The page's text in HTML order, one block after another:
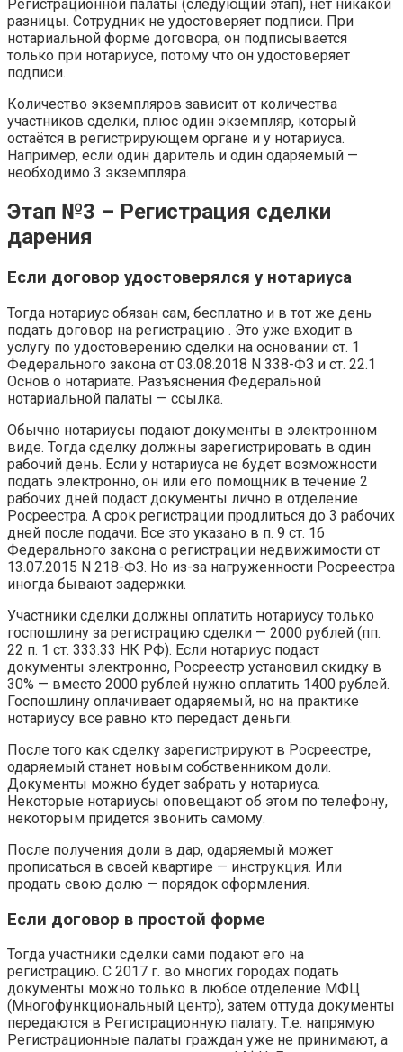
Регистрационной палаты (следующий этап), нет никакой
разницы. Сотрудник не удостоверяет подписи. При
нотариальной форме договора, он подписывается
только при нотариусе, потому что он удостоверяет
подписи.
Количество экземпляров зависит от количества
участников сделки, плюс один экземпляр, который
остаётся в регистрирующем органе и у нотариуса.
Например, если один даритель и один одаряемый —
необходимо 3 экземпляра.
Этап №3 – Регистрация сделки
дарения
Если договор удостоверялся у нотариуса
Тогда нотариус обязан сам, бесплатно и в тот же день
подать договор на регистрацию . Это уже входит в
услугу по удостоверению сделки на основании ст. 1
Федерального закона от 03.08.2018 N 338-ФЗ и ст. 22.1
Основ о нотариате. Разъяснения Федеральной
нотариальной палаты — ссылка.
Обычно нотариусы подают документы в электронном
виде. Тогда сделку должны зарегистрировать в один
рабочий день. Если у нотариуса не будет возможности
подать электронно, он или его помощник в течение 2
рабочих дней подаст документы лично в отделение
Росреестра. А срок регистрации продлиться до 3 рабочих
дней после подачи. Все это указано в п. 9 ст. 16
Федерального закона о регистрации недвижимости от
13.07.2015 N 218-ФЗ. Но из-за нагруженности Росреестра
иногда бывают задержки.
Участники сделки должны оплатить нотариусу только
госпошлину за регистрацию сделки — 2000 рублей (пп.
22 п. 1 ст. 333.33 НК РФ). Если нотариус подаст
документы электронно, Росреестр установил скидку в
30% — вместо 2000 рублей нужно оплатить 1400 рублей.
Госпошлину оплачивает одаряемый, но на практике
нотариусу все равно кто передаст деньги.
После того как сделку зарегистрируют в Росреестре,
одаряемый станет новым собственником доли.
Документы можно будет забрать у нотариуса.
Некоторые нотариусы оповещают об этом по телефону,
некоторым придется звонить самому.
После получения доли в дар, одаряемый может
прописаться в своей квартире — инструкция. Или
продать свою долю — порядок оформления.
Если договор в простой форме
Тогда участники сделки сами подают его на
регистрацию. С 2017 г. во многих городах подать
документы можно только в любое отделение МФЦ
(Многофункциональный центр), затем оттуда документы
передаются в Регистрационную палату. Т.е. напрямую
Регистрационные палаты граждан уже не принимают, а